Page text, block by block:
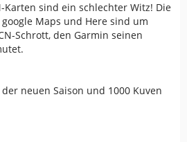
Karten sind ein schlechter Witz! Die
Maps und Here sind um
Schrott, den Garmin seinen
neuen Saison und 1000 Kuven